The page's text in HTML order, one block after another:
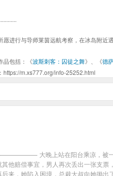
进行与导师莱茵远航考察，在冰岛附
品包括：《波斯刺客：囚徒之舞》、《德
https://m.xs777.org/info-25252.html
大晚上站在阳台乘凉，被一
他赔偿事宜，男人再次丢出一张支
来，她陷入困境，总裁大叔向她抛